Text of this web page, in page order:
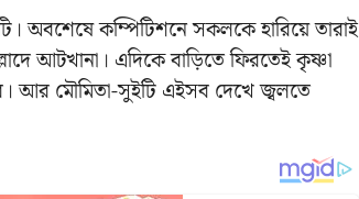
অবশেষে কম্পিটিশনে সকলকে হারিয়ে তারাই
আটখানা। এদিকে বাড়িতে ফিরতেই কৃষ্ণা
আর মৌমিতা-সুইটি এইসব দেখে জ্বলতে